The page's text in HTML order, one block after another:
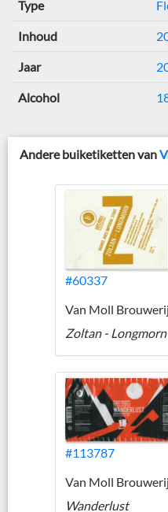
Type
Inhoud
Jaar
Alcohol
Andere buiketiketten van
#60337
Van Moll Brouwerij
#113787
Van Moll Brouwerij
Wanderlust